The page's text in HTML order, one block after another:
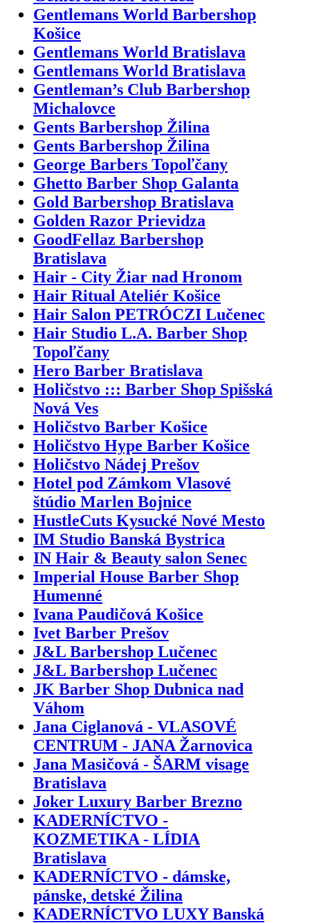
Gentlemans World Barbershop
Košice
Gentlemans World Bratislava
Gentlemans World Bratislava
Gentleman’s Club Barbershop
Michalovce
Gents Barbershop Žilina
Gents Barbershop Žilina
George Barbers Topoľčany
Ghetto Barber Shop Galanta
Gold Barbershop Bratislava
Golden Razor Prievidza
GoodFellaz Barbershop
Bratislava
Hair - City Žiar nad Hronom
Hair Ritual Ateliér Košice
Hair Salon PETRÓCZI Lučenec
Hair Studio L.A. Barber Shop
Topoľčany
Hero Barber Bratislava
Holičstvo ::: Barber Shop Spišská
Nová Ves
Holičstvo Barber Košice
Holičstvo Hype Barber Košice
Holičstvo Nádej Prešov
Hotel pod Zámkom Vlasové
štúdio Marlen Bojnice
HustleCuts Kysucké Nové Mesto
IM Studio Banská Bystrica
IN Hair & Beauty salon Senec
Imperial House Barber Shop
Humenné
Ivana Paudičová Košice
Ivet Barber Prešov
J&L Barbershop Lučenec
J&L Barbershop Lučenec
JK Barber Shop Dubnica nad
Váhom
Jana Ciglanová - VLASOVÉ
CENTRUM - JANA Žarnovica
Jana Masičová - ŠARM visage
Bratislava
Joker Luxury Barber Brezno
KADERNÍCTVO -
KOZMETIKA - LÍDIA
Bratislava
KADERNÍCTVO - dámske,
pánske, detské Žilina
KADERNÍCTVO LUXY Banská